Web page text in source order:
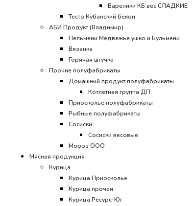
Вареники КБ вес СЛАДКИЕ
Тесто Кубанский бекон
АБИ Продукт (Владимир)
Пельмени Медвежье ушко и Бульмени
Вязанка
Горячая штучка
Прочие полуфабрикаты
Домашний продукт полуфабрикаты
Котлетная группа ДП
Приосколье полуфабрикаты
Рыбные полуфабрикаты
Сосиски
Сосиски весовые
Мороз ООО
Мясная продукция
Курица
Курица Приосколье
Курица прочая
Курица Ресурс-Юг